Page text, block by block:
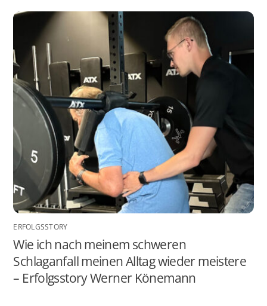
ERFOLGSSTORY
Wie ich nach meinem schweren
Schlaganfall meinen Alltag wieder meistere
– Erfolgsstory Werner Könemann